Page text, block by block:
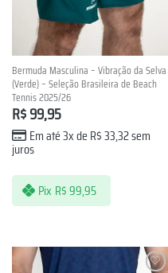
Bermuda Masculina – Vibração da Selva
(Verde) – Seleção Brasileira de Beach
Tennis 2025/26
R$99,95
Em até 3x de R$33,32sem
juros
Pix R$99,95